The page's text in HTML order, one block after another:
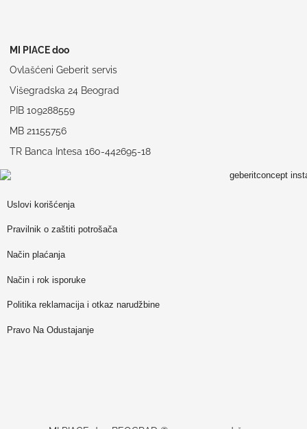
MI PIACE doo
Ovlašćeni Geberit servis
Višegradska 24 Beograd
PIB 109288559
MB 21155756
TR Banca Intesa 160-442695-18
Uslovi korišćenja
Pravilnik o zaštiti potrošača
Način plaćanja
Način i rok isporuke
Politika reklamacija i otkaz narudžbine
Pravo Na Odustajanje